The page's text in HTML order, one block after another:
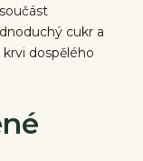
cukr a
dospělého